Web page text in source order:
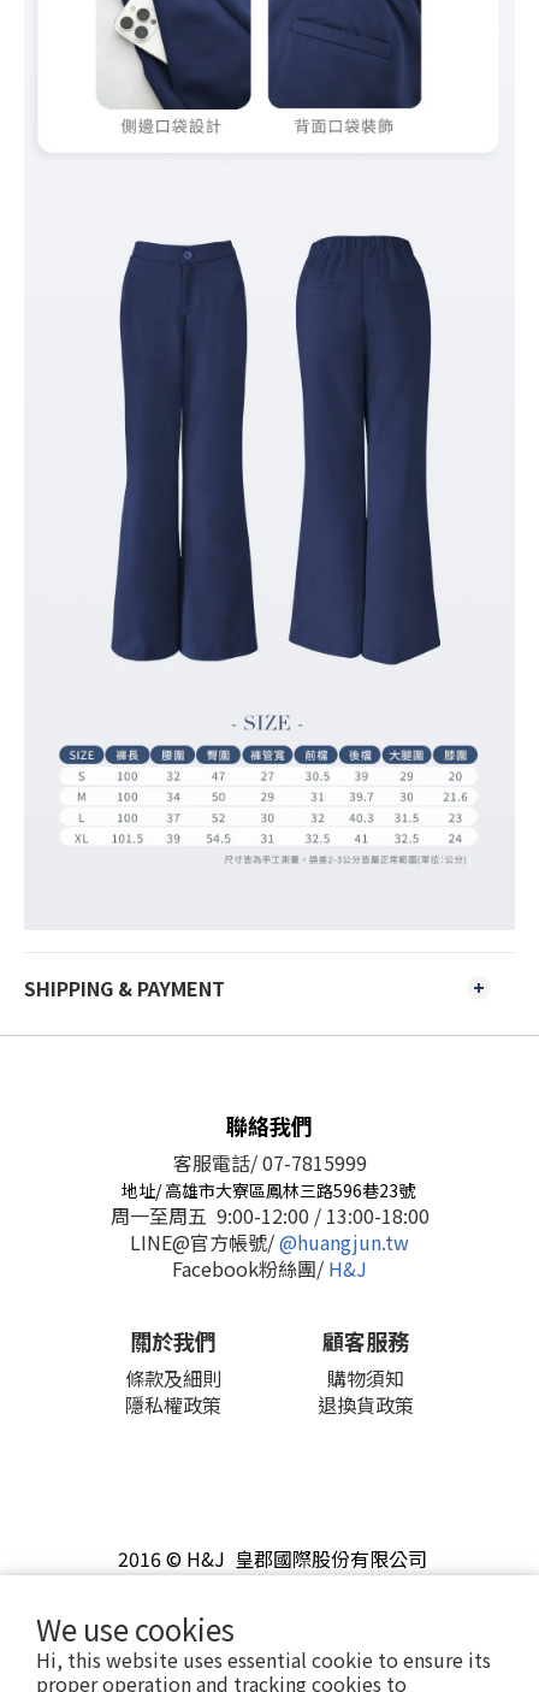
We use cookies
Hi, this website uses essential cookie to ensure its
proper operation and tracking cookies to
SHIPPING & PAYMENT
聯絡我們
客服電話/ 07-7815999
地址/ 高雄市大寮區鳳林三路596巷23號
周一至周五 9:00-12:00 / 13:00-18:00
LINE@官方帳號/@huangjun.tw
Facebook粉絲團/ H&J
關於我們
條款及細則
隱私權政策
顧客服務
購物須知
退換貨政策
2016 © H&J 皇郡國際股份有限公司